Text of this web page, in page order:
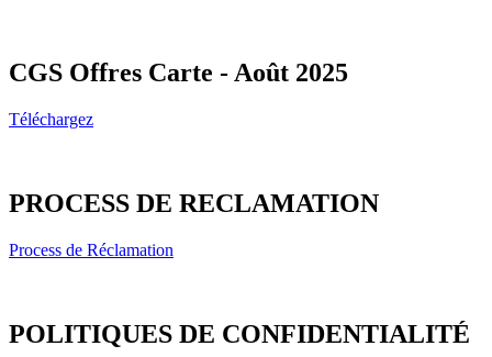
CGS Offres Carte - Août 2025
Téléchargez
PROCESS DE RECLAMATION
Process de Réclamation
POLITIQUES DE CONFIDENTIALITÉ